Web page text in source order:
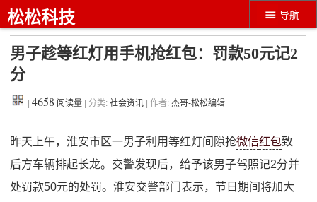
导航
松松科技
男子趁等红灯用手机抢红包：罚款50元记2
分
|4658 阅读量 | 分类:社会资讯 | 作者:杰哥-松松编辑
昨天上午，淮安市区一男子利用等红灯间隙抢微信红包致
后方车辆排起长龙。交警发现后，给予该男子驾照记2分并
处罚款50元的处罚。淮安交警部门表示，节日期间将加大